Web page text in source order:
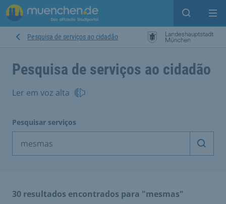
Open
Pesquisa de serviços ao cidadão
Pesquisa de serviços ao cidadão
Ler em voz alta
Pesquisar serviços
30 resultados encontrados para "mesmas"